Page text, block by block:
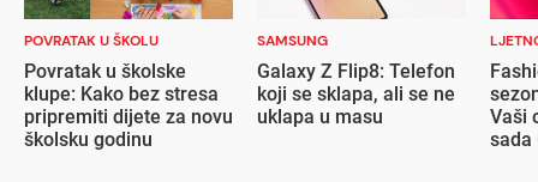
POVRATAK U ŠKOLU
Povratak u školske
klupe: Kako bez stresa
pripremiti dijete za novu
školsku godinu
SAMSUNG
Galaxy Z Flip8: Telefon
koji se sklapa, ali se ne
uklapa u masu
Vaši
sada